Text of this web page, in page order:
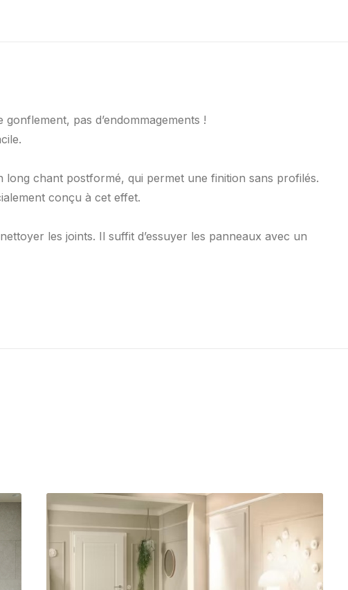
pas d’endommagements !
long chant postformé, qui permet une finition sans profilés.
conçu à cet effet.
les joints. Il suffit d’essuyer les panneaux avec un